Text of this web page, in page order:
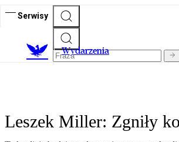
Serwisy
Wydarzenia
Leszek Miller: Zgniły